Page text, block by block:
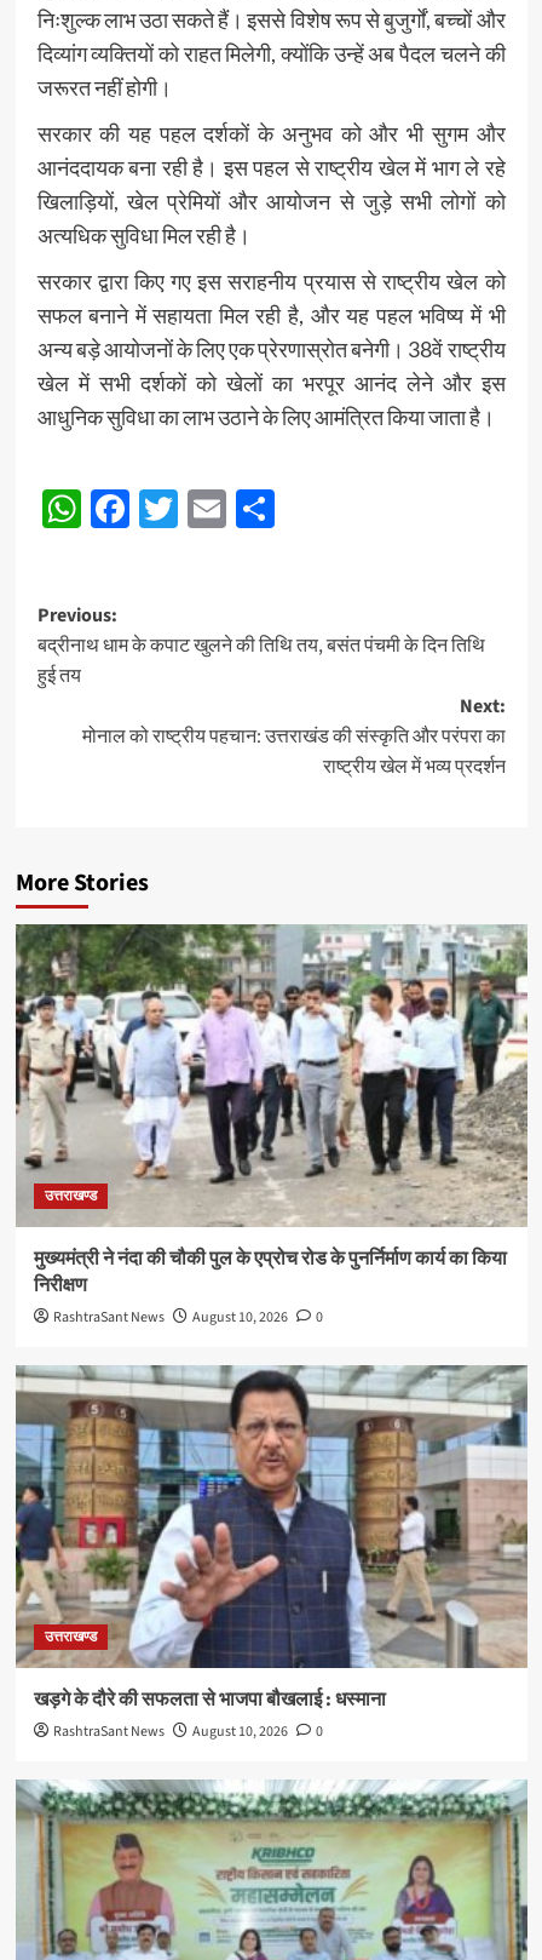
निःशुल्क लाभ उठा सकते हैं। इससे विशेष रूप से बुजुर्गों, बच्चों और
दिव्यांग व्यक्तियों को राहत मिलेगी, क्योंकि उन्हें अब पैदल चलने की
जरूरत नहीं होगी।
सरकार की यह पहल दर्शकों के अनुभव को और भी सुगम और
आनंददायक बना रही है। इस पहल से राष्ट्रीय खेल में भाग ले रहे
खिलाड़ियों, खेल प्रेमियों और आयोजन से जुड़े सभी लोगों को
अत्यधिक सुविधा मिल रही है।
सरकार द्वारा किए गए इस सराहनीय प्रयास से राष्ट्रीय खेल को
सफल बनाने में सहायता मिल रही है, और यह पहल भविष्य में भी
अन्य बड़े आयोजनों के लिए एक प्रेरणास्रोत बनेगी। 38वें राष्ट्रीय
खेल में सभी दर्शकों को खेलों का भरपूर आनंद लेने और इस
आधुनिक सुविधा का लाभ उठाने के लिए आमंत्रित किया जाता है।
Post
Navigation
WhatsApp
Facebook
Twitter
EmailShare
Post
navigation
Previous:
बद्रीनाथ धाम के कपाट खुलने की तिथि तय, बसंत पंचमी के दिन तिथि
हुई तय
Next:
मोनाल को राष्ट्रीय पहचान: उत्तराखंड की संस्कृति और परंपरा का
राष्ट्रीय खेल में भव्य प्रदर्शन
More Stories
उत्तराखण्ड
मुख्यमंत्री ने नंदा की चौकी पुल के एप्रोच रोड के पुनर्निर्माण कार्य का किया
निरीक्षण
RashtraSant News August 10, 2026 0
उत्तराखण्ड
खड़गे के दौरे की सफलता से भाजपा बौखलाई : धस्माना
RashtraSant News August 10, 2026 0